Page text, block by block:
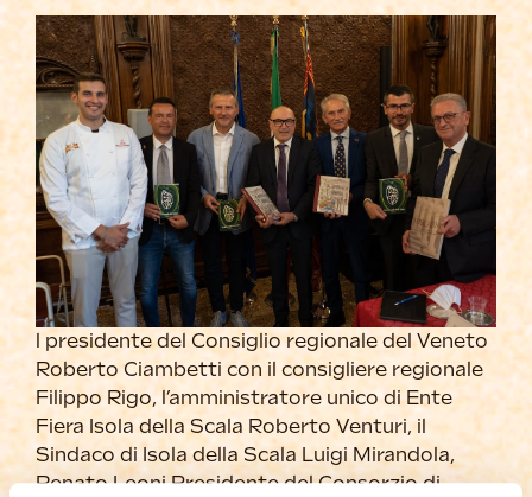
l presidente del Consiglio regionale del Veneto
Roberto Ciambetti con il consigliere regionale
Filippo Rigo, l’amministratore unico di Ente
Fiera Isola della Scala Roberto Venturi, il
Sindaco di Isola della Scala Luigi Mirandola,
Renato Leoni Presidente del Consorzio di